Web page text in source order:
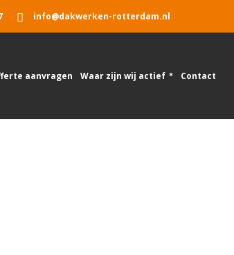
info@dakwerken-rotterdam.nl
aanvragen Waar zijn wij actief Contact